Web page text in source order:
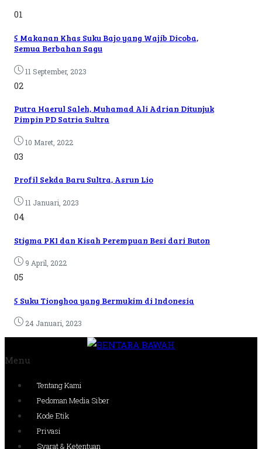
01
5 Makanan Khas Suku Bajo yang Wajib Dicoba,
Semua Berbahan Sagu
11 September, 2023
02
Putra Haerul Saleh, Muhamad Ali Adrian Ditunjuk
Pimpin PD Satria Sultra
10 Maret, 2022
03
Profil Sekda Baru Sultra, Asrun Lio
11 Januari, 2023
04
Stigma PKI dan Kisah Perempuan Besi dari Buton
9 April, 2022
05
5 Suku Tionghoa yang Bermukim di Indonesia
24 Januari, 2023
Menu
Tentang Kami
Pedoman Media Siber
Kode Etik
Privasi
Syarat & Ketentuan